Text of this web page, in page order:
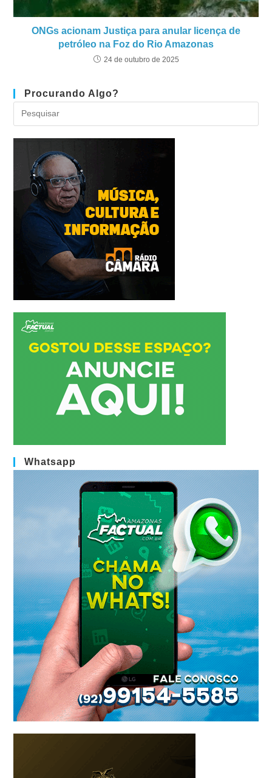
ONGs acionam Justiça para anular licença de
petróleo na Foz do Rio Amazonas
24 de outubro de 2025
Procurando Algo?
Whatsapp